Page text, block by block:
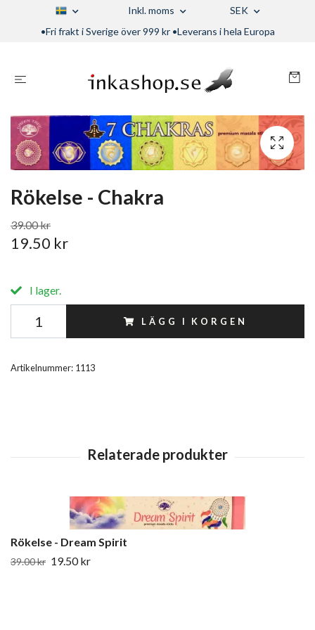
Inkl. moms
SEK
•Fri frakt i Sverige över 999 kr •Leverans i hela Europa
Rökelse - Chakra
39.00 kr
19.50 kr
I lager.
LÄGG I KORGEN
Artikelnummer: 1113
Rökelse - Dream Spirit
39.00 kr 19.50 kr